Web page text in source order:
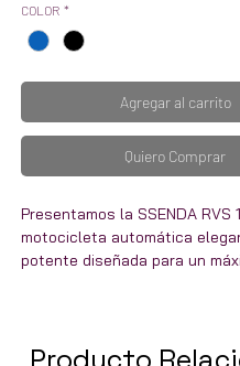
COLOR *
Agregar al carrito
Quiero Comprar
Presentamos la SSENDA RVS
motocicleta automática
potente diseñada para un
y una agilidad incomparables